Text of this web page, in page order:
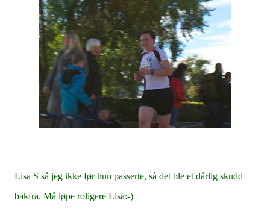
Lisa S så jeg ikke før hun passerte, så det ble et dårlig skudd
bakfra. Må løpe roligere Lisa:-)